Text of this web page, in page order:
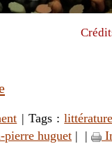
| Tags :
pierre huguet | |